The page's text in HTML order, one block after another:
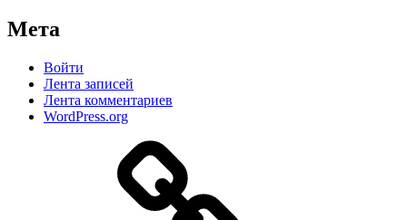
Мета
Войти
Лента записей
Лента комментариев
WordPress.org